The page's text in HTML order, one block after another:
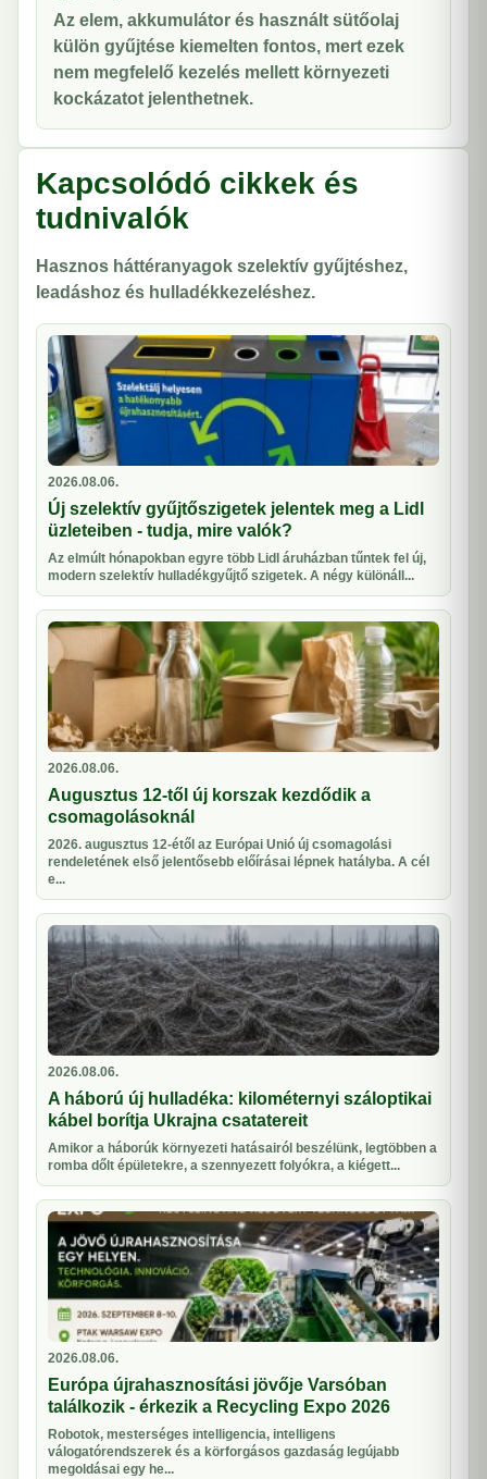
Az elem, akkumulátor és használt sütőolaj
külön gyűjtése kiemelten fontos, mert ezek
nem megfelelő kezelés mellett környezeti
kockázatot jelenthetnek.
Kapcsolódó cikkek és
tudnivalók
Hasznos háttéranyagok szelektív gyűjtéshez,
leadáshoz és hulladékkezeléshez.
2026.08.06.
Új szelektív gyűjtőszigetek jelentek meg a Lidl
üzleteiben - tudja, mire valók?
Az elmúlt hónapokban egyre több Lidl áruházban tűntek fel új,
modern szelektív hulladékgyűjtő szigetek. A négy különáll...
2026.08.06.
Augusztus 12-től új korszak kezdődik a
csomagolásoknál
2026. augusztus 12-étől az Európai Unió új csomagolási
rendeletének első jelentősebb előírásai lépnek hatályba. A cél
e...
2026.08.06.
A háború új hulladéka: kilométernyi száloptikai
kábel borítja Ukrajna csatatereit
Amikor a háborúk környezeti hatásairól beszélünk, legtöbben a
romba dőlt épületekre, a szennyezett folyókra, a kiégett...
2026.08.06.
Európa újrahasznosítási jövője Varsóban
találkozik - érkezik a Recycling Expo 2026
Robotok, mesterséges intelligencia, intelligens
válogatórendszerek és a körforgásos gazdaság legújabb
megoldásai egy he...